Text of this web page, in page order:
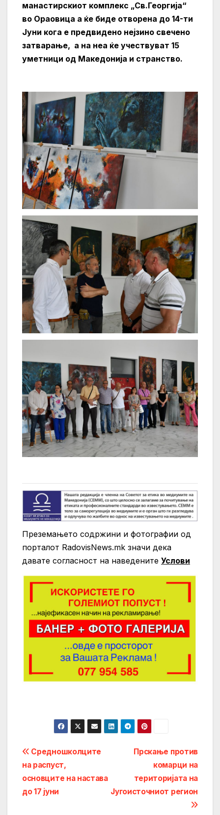
манастирскиот комплекс „Св.Георгија“
во Ораовица а ќе биде отворена до 14-ти
Јуни кога е предвидено нејзино свечено
затварање, а на неа ќе учествуват 15
уметници од Македонија и странство.
Преземањето содржини и фотографии од
порталот RadovisNews.mk значи дека
давате согласност на нaведените Услови
Post
navigation
Прскање против
комарци на
територијата на
Југоисточниот регион
Средношколците
на распуст,
основците на настава
до 17 јуни